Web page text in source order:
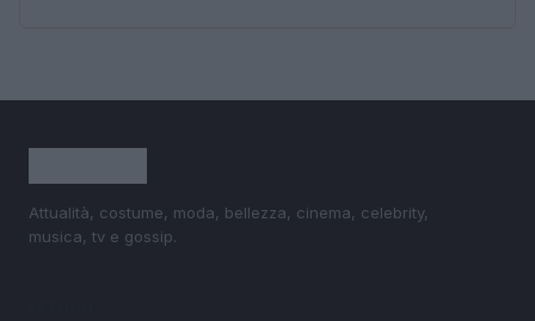
Attualità, costume, moda, bellezza, cinema, celebrity,
musica, tv e gossip.